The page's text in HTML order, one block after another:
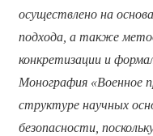
осуществлено на
подхода, а также
конкретизации и
Монография «Военное
структуре научных
безопасности,